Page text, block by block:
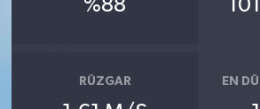
%88
RÜZGAR EN